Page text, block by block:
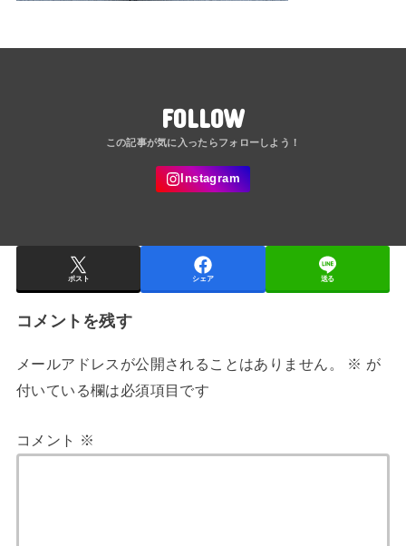
FOLLOW
ポスト シェア 送る
コメントを残す
メールアドレスが公開されることはありません。 ※ が
付いている欄は必須項目です
コメント ※